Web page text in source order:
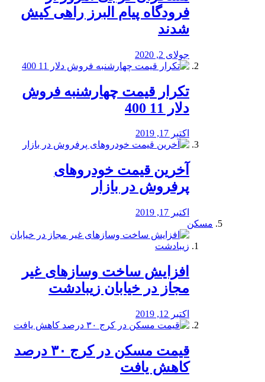
فرودگاه پیام البرز راهی کیش
شدند
جولای 2, 2020
تکرار قیمت چهارشنبه فروش
دلار 11 400
اکتبر 17, 2019
آخرین قیمت خودرو‌های
پرفروش در بازار
اکتبر 17, 2019
مسکن
افزایش ساخت وسازهای غیر
مجاز در خیابان زیبادشت
اکتبر 12, 2019
️قیمت مسکن در کرج ۳۰ درصد
کاهش یافت